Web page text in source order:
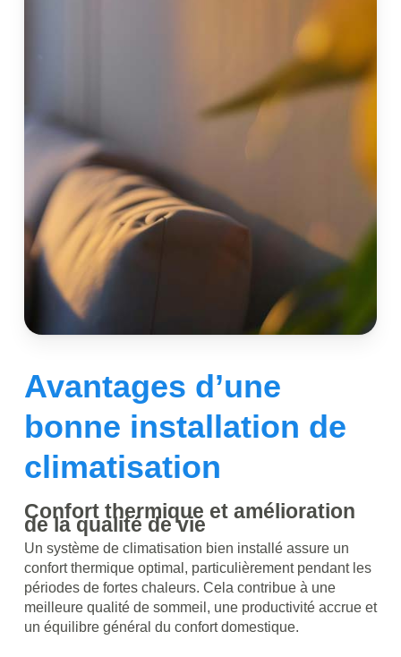
Avantages d’une
bonne installation de
climatisation
Confort thermique et amélioration
de la qualité de vie
Un système de climatisation bien installé assure un
confort thermique optimal, particulièrement pendant les
périodes de fortes chaleurs. Cela contribue à une
meilleure qualité de sommeil, une productivité accrue et
un équilibre général du confort domestique.